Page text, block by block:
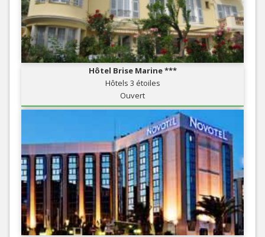
Hôtel Brise Marine ***
Hôtels 3 étoiles
Ouvert